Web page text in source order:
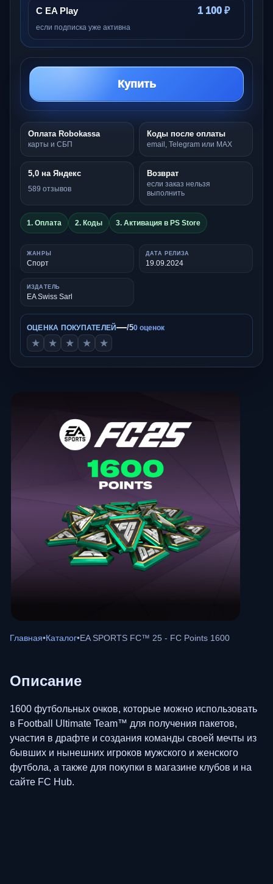
С EA Play 1 100 ₽
если подписка уже активна
Купить
Оплата Robokassa
карты и СБП
Коды после оплаты
email, Telegram или MAX
5,0 на Яндекс
589 отзывов
Возврат
если заказ нельзя
выполнить
1. Оплата 2. Коды 3. Активация в PS Store
ЖАНРЫ
Спорт
ДАТА РЕЛИЗА
19.09.2024
ИЗДАТЕЛЬ
EA Swiss Sarl
ОЦЕНКА ПОКУПАТЕЛЕЙ—/50 оценок
★ ★ ★ ★ ★
Главная•Каталог•EA SPORTS FC™ 25 - FC Points 1600
Описание
1600 футбольных очков, которые можно использовать
в Football Ultimate Team™ для получения пакетов,
участия в драфте и создания команды своей мечты из
бывших и нынешних игроков мужского и женского
футбола, а также для покупки в магазине клубов и на
сайте FC Hub.